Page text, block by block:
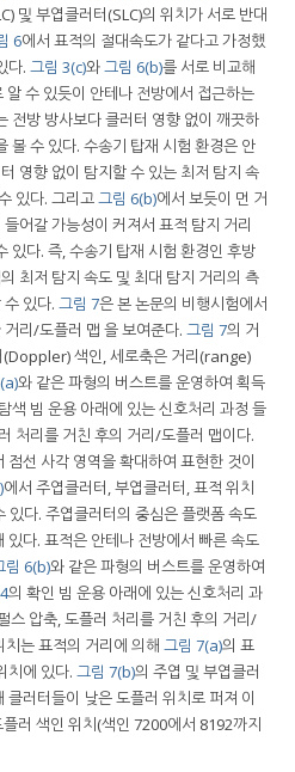
및 부엽클러터(SLC)의 위치가 서로 반대
6에서 표적의 절대속도가 같다고 가정했
다. 그림 3(c)와그림 6(b)를 서로 비교해
알 수 있듯이 안테나 전방에서 접근하는
전방 방사보다 클러터 영향 없이 깨끗하
볼 수 있다. 수송기 탑재 시험 환경은 안
영향 없이 탐지할 수 있는 최저 탐지 속
있다. 그리고그림 6(b)에서 보듯이 먼 거
어갈 가능성이 커져서 표적 탐지 거리
있다. 즉, 수송기 탑재 시험 환경인 후방
최저 탐지 속도 및 최대 탐지 거리의 측
있다. 그림 7은 본 논문의 비행시험에서
리/도플러 맵 을 보여준다. 그림 7의 거
(Doppler) 색인, 세로축은 거리(range)
와 같은 파형의 버스트를 운영하여 획득
색 빔 운용 아래에 있는 신호처리 과정 들
처리를 거친 후의 거리/도플러 맵이다.
선 사각 영역을 확대하여 표현한 것이
에서 주엽클러터, 부엽클러터, 표적 위치
있다. 주엽클러터의 중심은 플랫폼 속도
다. 표적은 안테나 전방에서 빠른 속도
림 6(b)와 같은 파형의 버스트를 운영하여
의 확인 빔 운용 아래에 있는 신호처리 과
압축, 도플러 처리를 거친 후의 거리/
치는 표적의 거리에 의해 그림 7(a)의 표
치에 있다. 그림 7(b)의 주엽 및 부엽클러
러터들이 낮은 도플러 위치로 퍼져 이
러 색인 위치(색인 7200에서 8192까지